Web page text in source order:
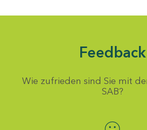
Feedback
Wie zufrieden sind Sie mit
SAB?
Bewertung